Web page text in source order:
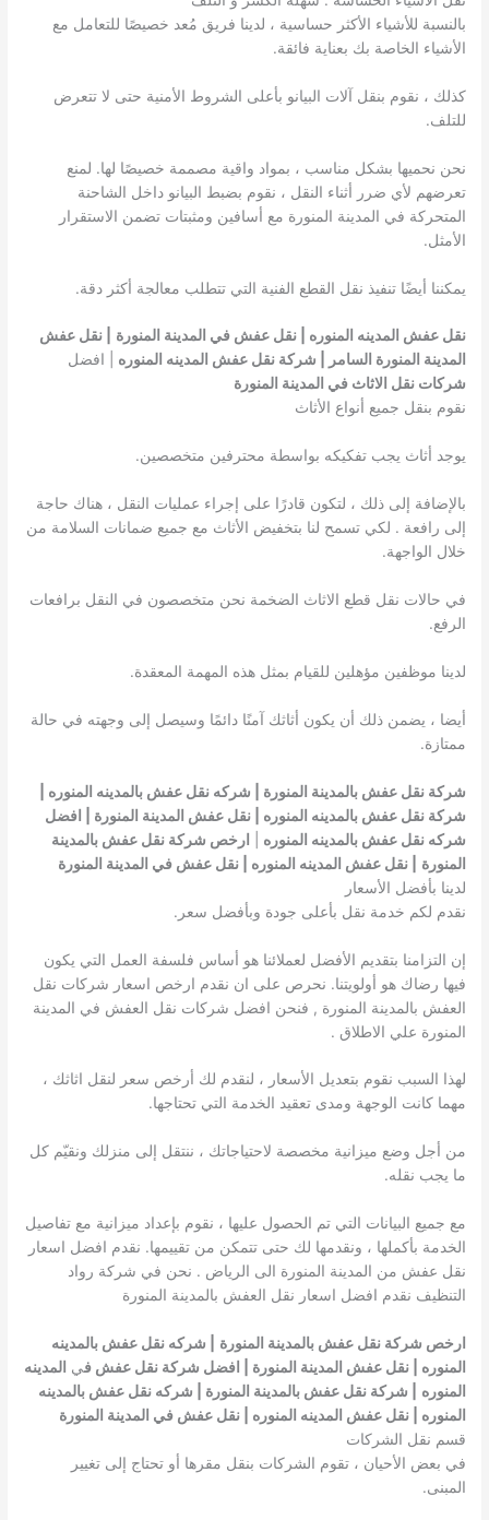
بالنسبة للأشياء الأكثر حساسية ، لدينا فريق مُعد خصيصًا للتعامل مع
الأشياء الخاصة بك بعناية فائقة.
كذلك ، نقوم بنقل آلات البيانو بأعلى الشروط الأمنية حتى لا تتعرض
للتلف.
نحن نحميها بشكل مناسب ، بمواد واقية مصممة خصيصًا لها. لمنع
تعرضهم لأي ضرر أثناء النقل ، نقوم بضبط البيانو داخل الشاحنة
المتحركة في المدينة المنورة مع أسافين ومثبتات تضمن الاستقرار
الأمثل.
يمكننا أيضًا تنفيذ نقل القطع الفنية التي تتطلب معالجة أكثر دقة.
نقل عفش المدينه المنوره | نقل عفش في المدينة المنورة
| نقل عفش
المدينة المنورة السامر | شركة نقل عفش المدينه المنوره | افضل
شركات نقل الاثاث في المدينة المنورة
نقوم بنقل جميع أنواع الأثاث
يوجد أثاث يجب تفكيكه بواسطة محترفين متخصصين.
بالإضافة إلى ذلك ، لتكون قادرًا على إجراء عمليات النقل ، هناك حاجة
إلى رافعة . لكي تسمح لنا بتخفيض الأثاث مع جميع ضمانات السلامة من
خلال الواجهة.
في حالات نقل قطع الاثاث الضخمة نحن متخصصون في النقل برافعات
الرفع.
لدينا موظفين مؤهلين للقيام بمثل هذه المهمة المعقدة.
أيضا ، يضمن ذلك أن يكون أثاثك آمنًا دائمًا وسيصل إلى وجهته في حالة
ممتازة.
شركة نقل عفش بالمدينة المنورة | شركه نقل عفش بالمدينه المنوره |
شركة نقل عفش بالمدينه المنوره | نقل عفش المدينة المنورة | افضل
شركه نقل عفش بالمدينه المنوره
ارخص شركة نقل عفش بالمدينة
المنورة
| نقل عفش المدينه المنوره | نقل عفش في المدينة المنورة
لدينا بأفضل الأسعار
نقدم لكم خدمة نقل بأعلى جودة وبأفضل سعر.
إن التزامنا بتقديم الأفضل لعملائنا هو أساس فلسفة العمل التي يكون
فيها رضاك ​​هو أولويتنا. نحرص على ان نقدم ارخص اسعار شركات نقل
العفش بالمدينة المنورة , فنحن افضل شركات نقل العفش في المدينة
المنورة علي الاطلاق .
لهذا السبب نقوم بتعديل الأسعار ، لنقدم لك أرخص سعر لنقل اثاثك ،
مهما كانت الوجهة ومدى تعقيد الخدمة التي تحتاجها.
من أجل وضع ميزانية مخصصة لاحتياجاتك ، ننتقل إلى منزلك ونقيّم كل
ما يجب نقله.
مع جميع البيانات التي تم الحصول عليها ، نقوم بإعداد ميزانية مع تفاصيل
الخدمة بأكملها ، ونقدمها لك حتى تتمكن من تقييمها. نقدم افضل اسعار
نقل عفش من المدينة المنورة الى الرياض . نحن في شركة رواد
التنظيف نقدم افضل اسعار نقل العفش بالمدينة المنورة
ارخص شركة نقل عفش بالمدينة المنورة
| شركه نقل عفش بالمدينه
المنوره | نقل عفش المدينة المنورة | افضل شركة نقل عفش في المدينه
المنوره
| شركة نقل عفش بالمدينة المنورة | شركه نقل عفش بالمدينه
المنوره | نقل عفش المدينه المنوره | نقل عفش في المدينة المنورة
قسم نقل الشركات
في بعض الأحيان ، تقوم الشركات بنقل مقرها أو تحتاج إلى تغيير
المبنى.